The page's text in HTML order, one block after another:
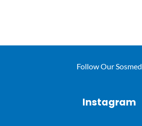
Follow Our Sosmed
Instagram